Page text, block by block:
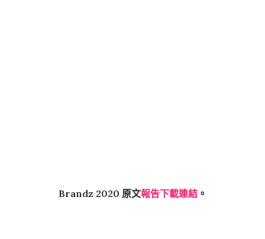
Brandz 2020 原文報告下載連結。